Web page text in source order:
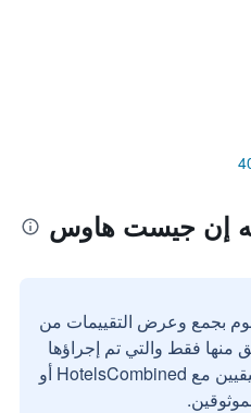
إن جيست هاوس
بجمع وعرض التقييمات من
منها فقط والتي تم إجراؤها
بواسطة مستخدمين حقيقيين مع HotelsCombined أو